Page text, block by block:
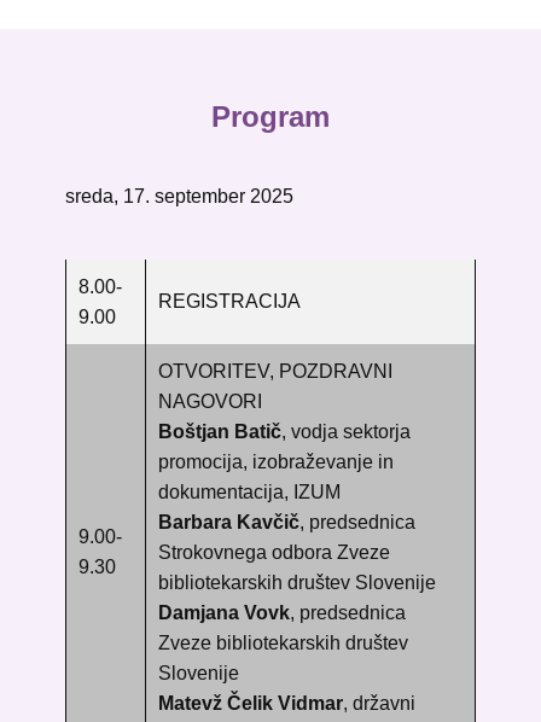
Program
sreda, 17. september 2025
8.00-
9.00
REGISTRACIJA
9.00-
9.30
OTVORITEV, POZDRAVNI
NAGOVORI
Boštjan Batič, vodja sektorja
promocija, izobraževanje in
dokumentacija, IZUM
Barbara Kavčič, predsednica
Strokovnega odbora Zveze
bibliotekarskih društev Slovenije
Damjana Vovk, predsednica
Zveze bibliotekarskih društev
Slovenije
Matevž Čelik Vidmar, državni